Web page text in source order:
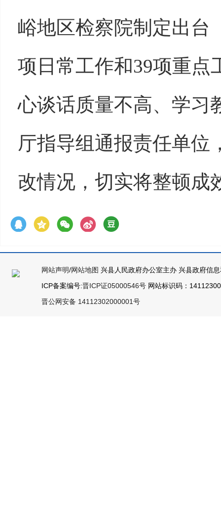
峪地区检察院制定出台
项日常工作和39项重点
心谈话质量不高、学习
厅指导组通报责任单位
改情况，切实将整顿成
网站声明/网站地图 兴县人民政府办公室主办 兴县政府信
ICP备案编号:晋ICP证05000546号 网站标识码：
晋公网安备 14112302000001号